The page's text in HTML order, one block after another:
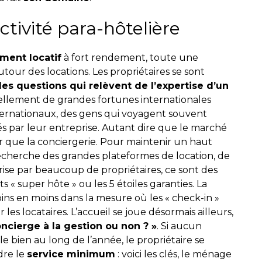
para-hôtelière
locatif à fort rendement, toute une
des locations. Les propriétaires se sont
questions qui relèvent de l’expertise d’un
de grandes fortunes internationales
des gens qui voyagent souvent
par leur entreprise. Autant dire que le marché
que la conciergerie. Pour maintenir un haut
des grandes plateformes de location, de
par beaucoup de propriétaires, ce sont des
super hôte » ou les 5 étoiles garanties. La
en moins dans la mesure où les « check-in »
locataires. L’accueil se joue désormais ailleurs,
à la gestion ou non ? ». Si aucun
bien au long de l’année, le propriétaire se
le service minimum : voici les clés, le ménage